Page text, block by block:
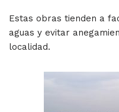
Estas obras tienden a
aguas y evitar
localidad.